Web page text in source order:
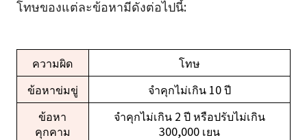
โทษของแต่ละข้อหามีดังต่อไปนี้:
ความผิด
โทษ
ข้อหาข่มขู่
จำคุกไม่เกิน 10 ปี
ข้อหา
คุกคาม
จำคุกไม่เกิน 2 ปี หรือปรับไม่เกิน
300,000 เยน